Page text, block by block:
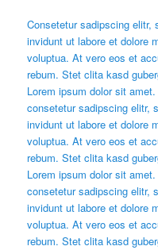
Consetetur sadipscing elitr,
invidunt ut labore et dolore
voluptua. At vero eos et
rebum. Stet clita kasd
Lorem ipsum dolor sit
consetetur sadipscing elitr,
invidunt ut labore et dolore
voluptua. At vero eos et
rebum. Stet clita kasd
Lorem ipsum dolor sit
consetetur sadipscing elitr,
invidunt ut labore et dolore
voluptua. At vero eos et
rebum. Stet clita kasd